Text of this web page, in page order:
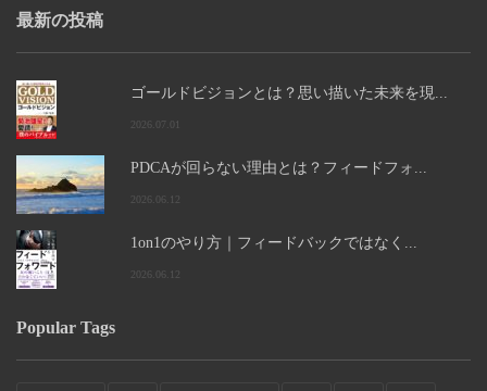
最新の投稿
ゴールドビジョンとは？思い描いた未来を現...
2026.07.01
PDCAが回らない理由とは？フィードフォ...
2026.06.12
1on1のやり方｜フィードバックではなく...
2026.06.12
Popular Tags